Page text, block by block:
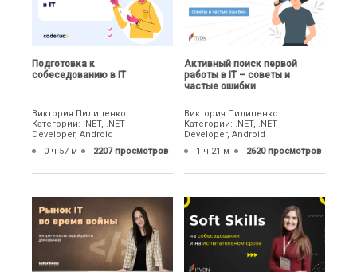
Подготовка к
собеседованию в IT
Виктория Пилипенко
Категории: .NET, .NET
Developer, Android
0 ч 57 м
2207 просмотров
Активный поиск первой
работы в IT – советы и
частые ошибки
Виктория Пилипенко
Категории: .NET, .NET
Developer, Android
1 ч 21 м
2620 просмотров